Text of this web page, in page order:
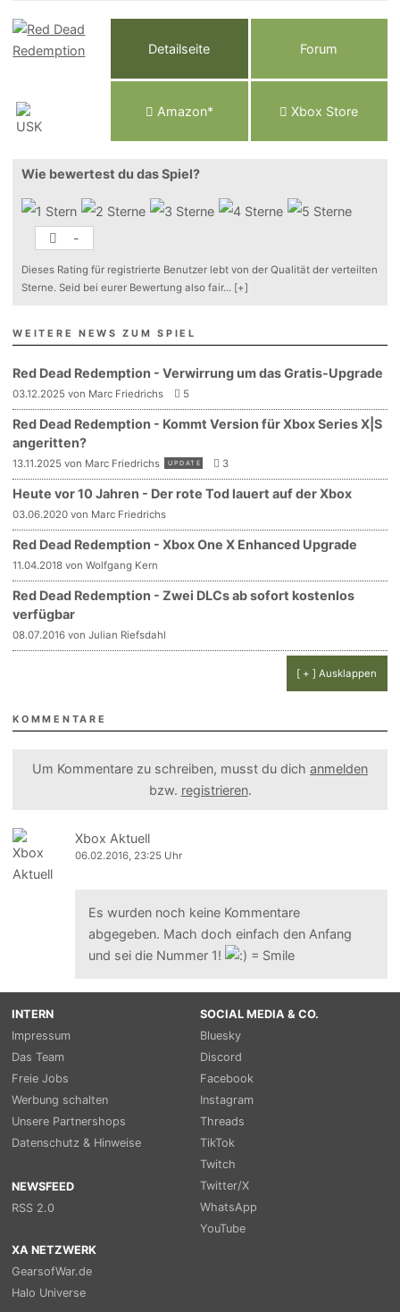
Detailseite Forum
Amazon* Xbox Store
Wie bewertest du das Spiel?
-
Dieses Rating für registrierte Benutzer lebt von der Qualität der verteilten
Sterne. Seid bei eurer Bewertung also fair... [+]
WEITERE NEWS ZUM SPIEL
Red Dead Redemption - Verwirrung um das Gratis-Upgrade
03.12.2025 von Marc Friedrichs 5
Red Dead Redemption - Kommt Version für Xbox Series X|S
angeritten?
13.11.2025 von Marc Friedrichs UPDATE 3
Heute vor 10 Jahren - Der rote Tod lauert auf der Xbox
03.06.2020 von Marc Friedrichs
Red Dead Redemption - Xbox One X Enhanced Upgrade
11.04.2018 von Wolfgang Kern
Red Dead Redemption - Zwei DLCs ab sofort kostenlos
verfügbar
08.07.2016 von Julian Riefsdahl
[ + ] Ausklappen
KOMMENTARE
Um Kommentare zu schreiben, musst du dich anmelden
bzw. registrieren.
Xbox Aktuell
06.02.2016, 23:25 Uhr
Es wurden noch keine Kommentare
abgegeben. Mach doch einfach den Anfang
und sei die Nummer 1!
INTERN
Impressum
Das Team
Freie Jobs
Werbung schalten
Unsere Partnershops
Datenschutz & Hinweise
NEWSFEED
RSS 2.0
SOCIAL MEDIA & CO.
Bluesky
Discord
Facebook
Instagram
Threads
TikTok
Twitch
Twitter/X
WhatsApp
YouTube
XA NETZWERK
GearsofWar.de
Halo Universe